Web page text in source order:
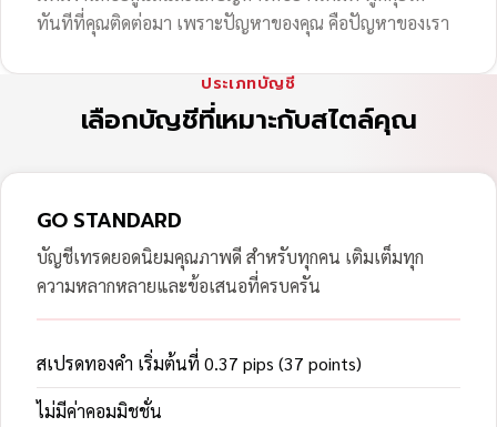
ทันทีที่คุณติดต่อมา เพราะปัญหาของคุณ คือปัญหาของเรา
ประเภทบัญชี
เลือกบัญชีที่เหมาะกับสไตล์คุณ
GO STANDARD
บัญชีเทรดยอดนิยมคุณภาพดี สำหรับทุกคน เติมเต็มทุก
ความหลากหลายและข้อเสนอที่ครบครัน
สเปรดทองคำ เริ่มต้นที่ 0.37 pips (37 points)
ไม่มีค่าคอมมิชชั่น